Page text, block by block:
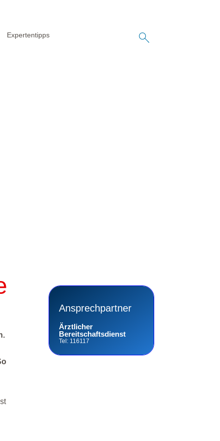
Expertentipps
Ansprechpartner
Ärztlicher
Bereitschaftsdienst
Tel: 116117